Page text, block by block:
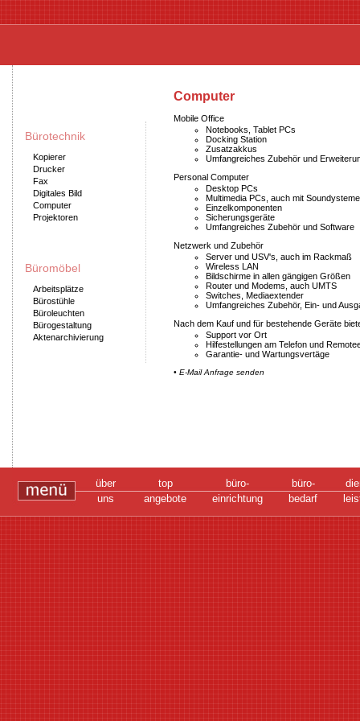
Bürotechnik
Kopierer
Drucker
Fax
Digitales Bild
Computer
Projektoren
Büromöbel
Arbeitsplätze
Bürostühle
Büroleuchten
Bürogestaltung
Aktenarchivierung
Computer
Mobile Office
Notebooks, Tablet PCs
Docking Station
Zusatzakkus
Umfangreiches Zubehör und
Personal Computer
Desktop PCs
Multimedia PCs, auch mit
Einzelkomponenten
Sicherungsgeräte
Umfangreiches Zubehör und Software
Netzwerk und Zubehör
Server und USV's, auch im Rackmaß
Wireless LAN
Bildschirme in allen gängigen Größen
Router und Modems, auch UMTS
Switches, Mediaextender
Umfangreiches Zubehör, Ein- und
Nach dem Kauf und für bestehende Geräte
Support vor Ort
Hilfestellungen am Telefon und
Garantie- und Wartungsvertäge
• E-Mail Anfrage senden
über
uns
top
angebote
büro-
einrichtung
büro-
bedarf